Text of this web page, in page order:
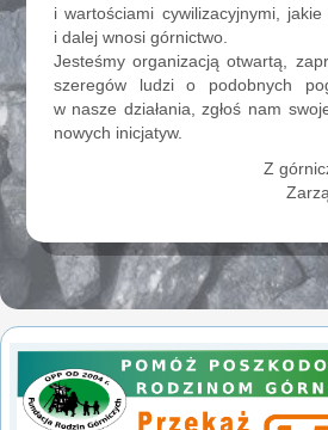
i wartościami cywilizacyjnymi,
i dalej wnosi górnictwo.
Jesteśmy organizacją otwartą,
szeregów ludzi o podobnych
w nasze działania, zgłoś nam
nowych inicjatyw.
Z